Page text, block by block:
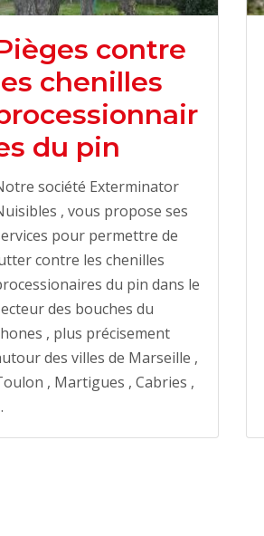
contre
chenilles
du pin
société Exterminator
, vous propose ses
pour permettre de
contre les chenilles
du pin dans le
des bouches du
, plus précisement
des villes de Marseille ,
, Martigues , Cabries ,